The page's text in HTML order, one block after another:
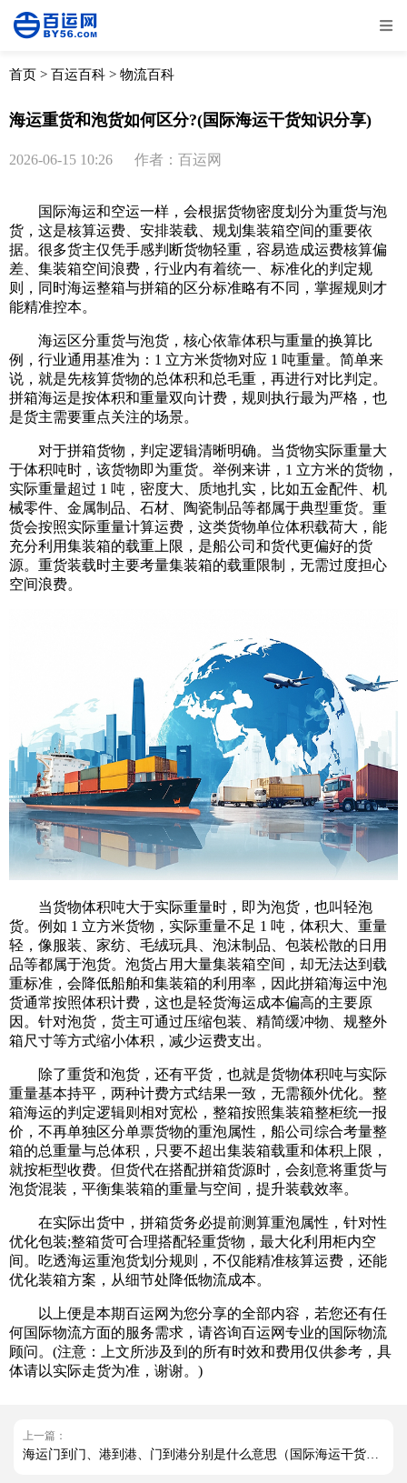
全部 物流资讯
取消
首页 > 百运百科 > 物流百科
海运重货和泡货如何区分?(国际海运干货知识分享)
2026-06-15 10:26 作者：百运网
国际海运和空运一样，会根据货物密度划分为重货与泡
货，这是核算运费、安排装载、规划集装箱空间的重要依
据。很多货主仅凭手感判断货物轻重，容易造成运费核算偏
差、集装箱空间浪费，行业内有着统一、标准化的判定规
则，同时海运整箱与拼箱的区分标准略有不同，掌握规则才
能精准控本。
海运区分重货与泡货，核心依靠体积与重量的换算比
例，行业通用基准为：1 立方米货物对应 1 吨重量。简单来
说，就是先核算货物的总体积和总毛重，再进行对比判定。
拼箱海运是按体积和重量双向计费，规则执行最为严格，也
是货主需要重点关注的场景。
对于拼箱货物，判定逻辑清晰明确。当货物实际重量大
于体积吨时，该货物即为重货。举例来讲，1 立方米的货物，
实际重量超过 1 吨，密度大、质地扎实，比如五金配件、机
械零件、金属制品、石材、陶瓷制品等都属于典型重货。重
货会按照实际重量计算运费，这类货物单位体积载荷大，能
充分利用集装箱的载重上限，是船公司和货代更偏好的货
源。重货装载时主要考量集装箱的载重限制，无需过度担心
空间浪费。
当货物体积吨大于实际重量时，即为泡货，也叫轻泡
货。例如 1 立方米货物，实际重量不足 1 吨，体积大、重量
轻，像服装、家纺、毛绒玩具、泡沫制品、包装松散的日用
品等都属于泡货。泡货占用大量集装箱空间，却无法达到载
重标准，会降低船舶和集装箱的利用率，因此拼箱海运中泡
货通常按照体积计费，这也是轻货海运成本偏高的主要原
因。针对泡货，货主可通过压缩包装、精简缓冲物、规整外
箱尺寸等方式缩小体积，减少运费支出。
除了重货和泡货，还有平货，也就是货物体积吨与实际
重量基本持平，两种计费方式结果一致，无需额外优化。整
箱海运的判定逻辑则相对宽松，整箱按照集装箱整柜统一报
价，不再单独区分单票货物的重泡属性，船公司综合考量整
箱的总重量与总体积，只要不超出集装箱载重和体积上限，
就按柜型收费。但货代在搭配拼箱货源时，会刻意将重货与
泡货混装，平衡集装箱的重量与空间，提升装载效率。
在实际出货中，拼箱货务必提前测算重泡属性，针对性
优化包装;整箱货可合理搭配轻重货物，最大化利用柜内空
间。吃透海运重泡货划分规则，不仅能精准核算运费，还能
优化装箱方案，从细节处降低物流成本。
以上便是本期百运网为您分享的全部内容，若您还有任
何国际物流方面的服务需求，请咨询百运网专业的国际物流
顾问。(注意：上文所涉及到的所有时效和费用仅供参考，具
体请以实际走货为准，谢谢。)
上一篇：
海运门到门、港到港、门到港分别是什么意思（国际海运干货知识分享）